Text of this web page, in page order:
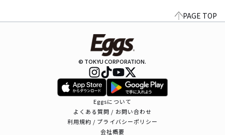
PAGE TOP
© TOKYU CORPORATION.
Eggsについて
よくある質問 / お問い合わせ
利用規約 / プライバシーポリシー
会社概要